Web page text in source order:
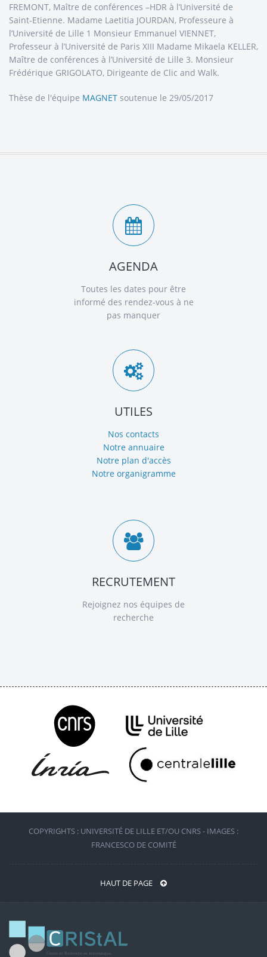
FREMONT, Maître de conférences –HDR à l’Université de
Saint-Etienne. Madame Laetitia JOURDAN, Professeure à
l’Université de Lille 1 Monsieur Emmanuel VIENNET,
Professeur à l’Université de Paris XIII Madame Mikaela KELLER,
Maître de conférences à l’Université de Lille 3. Monsieur
Frédérique GRIGOLATO, Dirigeante de Clic and Walk.
Thèse de l'équipe MAGNET soutenue le 29/05/2017
AGENDA
Toutes les dates pour être
informé des rendez-vous à ne
pas manquer
UTILES
Nos contacts
Notre annuaire
Notre plan d'accès
Notre organigramme
RECRUTEMENT
Rejoignez nos équipes de
recherche
COPYRIGHTS : UNIVERSITÉ DE LILLE ET/OU CNRS - IMAGES :
FRANCESCO DE COMITÉ
HAUT DE PAGE